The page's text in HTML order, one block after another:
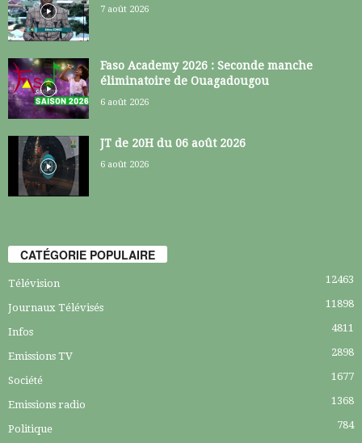
7 août 2026
Faso Academy 2026 : Seconde manche
éliminatoire de Ouagadougou
6 août 2026
JT de 20H du 06 août 2026
6 août 2026
CATÉGORIE POPULAIRE
Télévision 12463
Journaux Télévisés 11898
Infos 4811
Emissions TV 2898
Société 1677
Emissions radio 1368
Politique 784